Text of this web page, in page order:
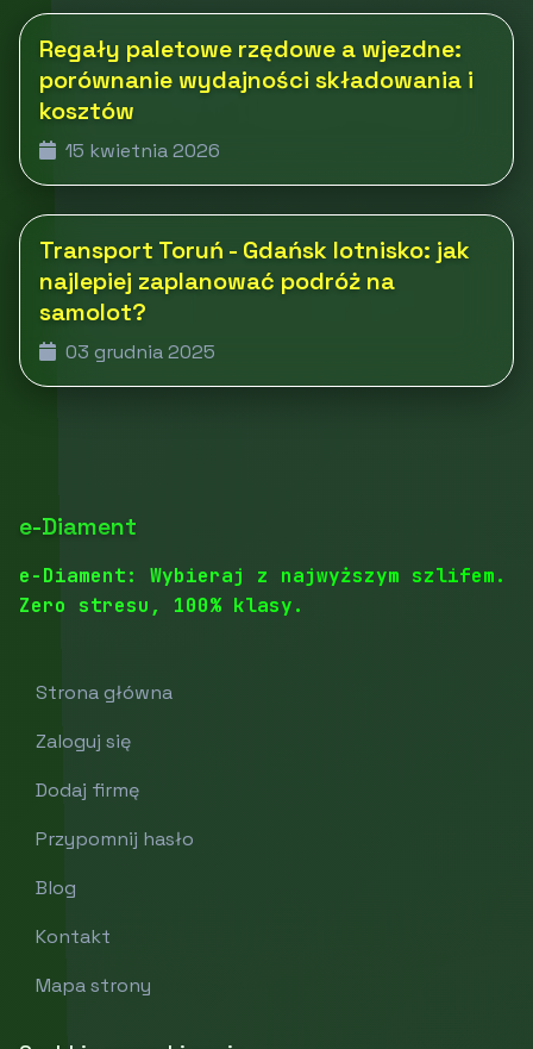
Regały paletowe rzędowe a wjezdne:
porównanie wydajności składowania i
kosztów
15 kwietnia 2026
Transport Toruń - Gdańsk lotnisko: jak
najlepiej zaplanować podróż na
samolot?
03 grudnia 2025
e-Diament
e-Diament: Wybieraj z najwyższym szlifem.
Zero stresu, 100% klasy.
Strona główna
Zaloguj się
Dodaj firmę
Przypomnij hasło
Blog
Kontakt
Mapa strony